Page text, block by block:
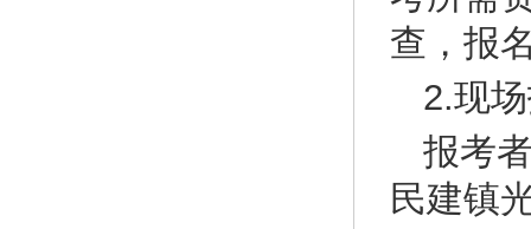
查，报
2.现
报考
民建镇